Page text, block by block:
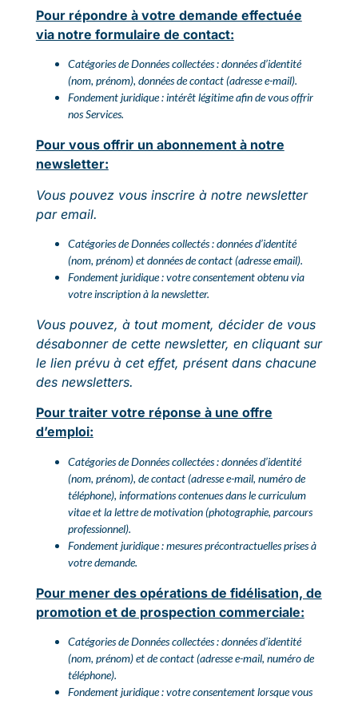
Pour répondre à votre demande effectuée
via notre formulaire de contact:
Catégories de Données collectées : données d’identité
(nom, prénom), données de contact (adresse e-mail).
Fondement juridique : intérêt légitime afin de vous offrir
nos Services.
Pour vous offrir un abonnement à notre
newsletter:
Vous pouvez vous inscrire à notre newsletter
par email.
Catégories de Données collectés : données d’identité
(nom, prénom) et données de contact (adresse email).
Fondement juridique : votre consentement obtenu via
votre inscription à la newsletter.
Vous pouvez, à tout moment, décider de vous
désabonner de cette newsletter, en cliquant sur
le lien prévu à cet effet, présent dans chacune
des newsletters.
Pour traiter votre réponse à une offre
d’emploi:
Catégories de Données collectées : données d’identité
(nom, prénom), de contact (adresse e-mail, numéro de
téléphone), informations contenues dans le curriculum
vitae et la lettre de motivation (photographie, parcours
professionnel).
Fondement juridique : mesures précontractuelles prises à
votre demande.
Pour mener des opérations de fidélisation, de
promotion et de prospection commerciale:
Catégories de Données collectées : données d’identité
(nom, prénom) et de contact (adresse e-mail, numéro de
téléphone).
Fondement juridique : votre consentement lorsque vous